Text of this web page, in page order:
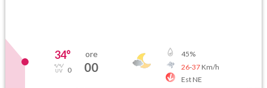
34°
0
ore
00
45%
26-37Km/h
Est NE